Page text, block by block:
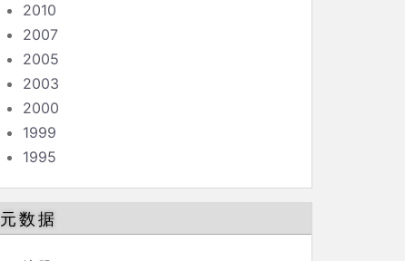
2010
2007
2005
2003
2000
1999
1995
元数据